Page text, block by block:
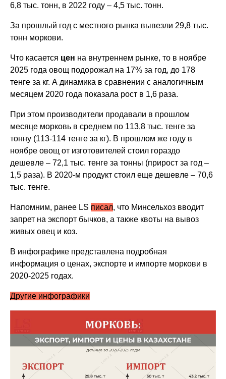
6,8 тыс. тонн, в 2022 году – 4,5 тыс. тонн.
За прошлый год с местного рынка вывезли 29,8 тыс.
тонн моркови.
Что касается цен на внутреннем рынке, то в ноябре
2025 года овощ подорожал на 17% за год, до 178
тенге за кг. А динамика в сравнении с аналогичным
месяцем 2020 года показала рост в 1,6 раза.
При этом производители продавали в прошлом
месяце морковь в среднем по 113,8 тыс. тенге за
тонну (113-114 тенге за кг). В прошлом же году в
ноябре овощ от изготовителей стоил гораздо
дешевле – 72,1 тыс. тенге за тонны (прирост за год –
1,5 раза). В 2020-м продукт стоил еще дешевле – 70,6
тыс. тенге.
Напомним, ранее LS писал, что Минсельхоз вводит
запрет на экспорт бычков, а также квоты на вывоз
живых овец и коз.
В инфографике представлена подробная
информация о ценах, экспорте и импорте моркови в
2020-2025 годах.
Другие инфографики